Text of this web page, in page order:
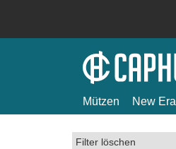
Mützen New Era
Filter löschen